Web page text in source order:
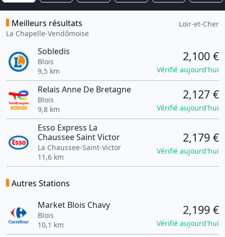
Meilleurs résultats
La Chapelle-Vendômoise
Loir-et-Cher
Sobledis
Blois
9,5 km
2,100 €
Vérifié aujourd'hui
Relais Anne De Bretagne
Blois
9,8 km
2,127 €
Vérifié aujourd'hui
Esso Express La
Chaussee Saint Victor
La Chaussee-Saint-Victor
11,6 km
2,179 €
Vérifié aujourd'hui
Autres Stations
Market Blois Chavy
Blois
10,1 km
2,199 €
Vérifié aujourd'hui